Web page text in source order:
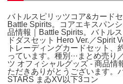
バトルスピリッツコア&カード
Battle Spirits。コアエキスパン
品情報｜Battle Spirits。バトル
ドダスセット Hero Ver.／Spirit
トレーディングカードセット、
っています。種別···まとめ売
ツ オフィシャルグッズ - 商品情
ただきありがとうございます。
STARS まゐXV以下3コン